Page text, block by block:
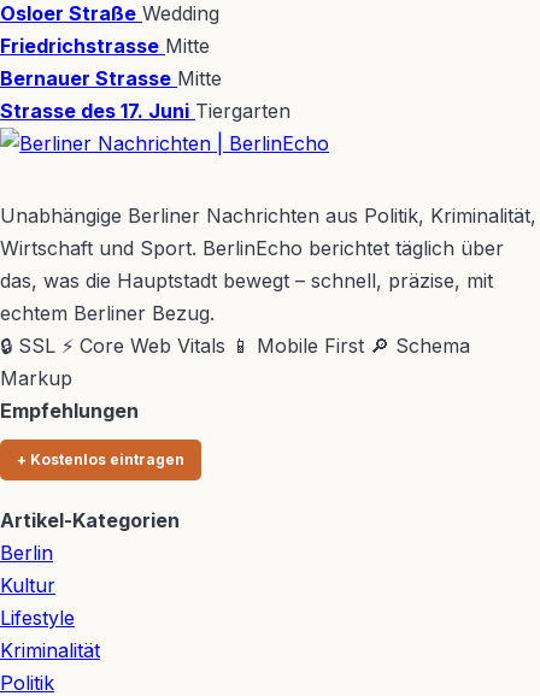
Osloer Straße Wedding
Friedrichstrasse Mitte
Bernauer Strasse Mitte
Strasse des 17. Juni Tiergarten
Unabhängige Berliner Nachrichten aus Politik, Kriminalität,
Wirtschaft und Sport. BerlinEcho berichtet täglich über
das, was die Hauptstadt bewegt – schnell, präzise, mit
echtem Berliner Bezug.
🔒 SSL ⚡ Core Web Vitals 📱 Mobile First 🔎 Schema
Markup
Empfehlungen
+ Kostenlos eintragen
Artikel-Kategorien
Berlin
Kultur
Lifestyle
Kriminalität
Politik